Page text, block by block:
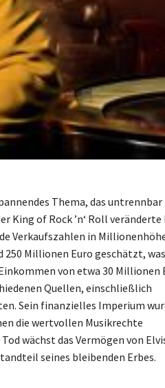
Thema, das
King of Rock ’n‘ Roll veränderte
Verkaufszahlen in
Millionen Euro geschätzt,
von etwa 30 Millionen
Quellen, einschließlich
Sein finanzielles Imperium
die wertvollen Musikrechte
wächst das Vermögen von
seines bleibenden Erbes.